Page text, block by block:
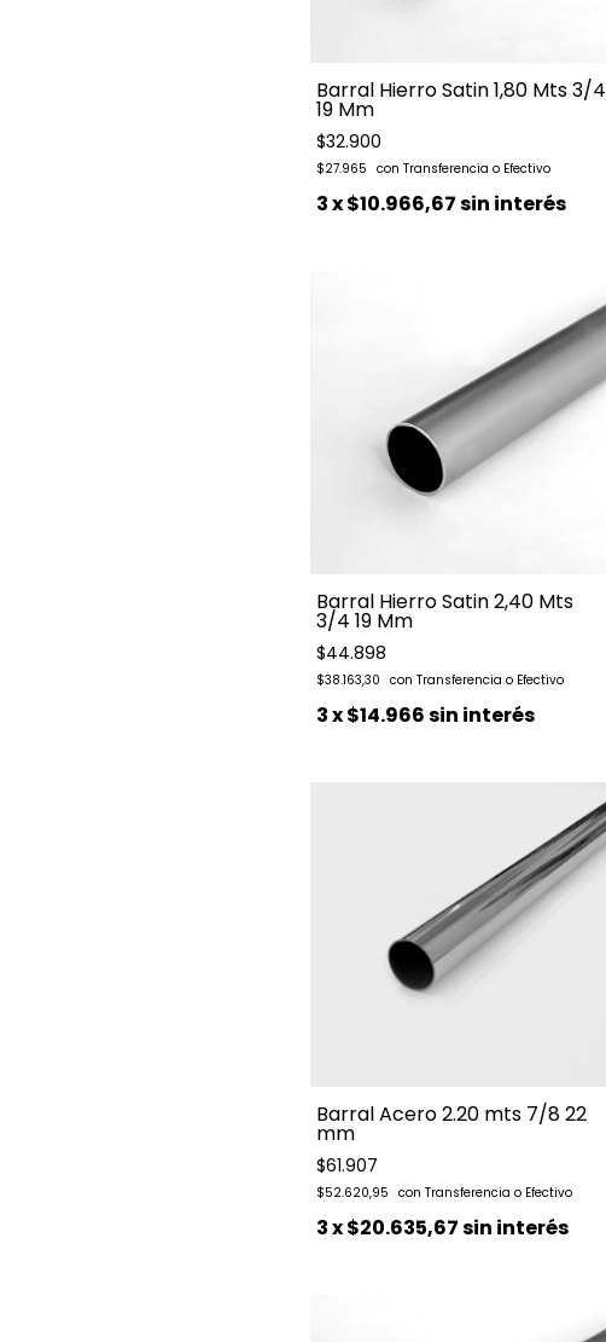
Barral Hierro Satin 1,80 Mts 3/4
19 Mm
$32.900
$27.965
3x$10.966,67sin interés
Barral Hierro Satin 2,40 Mts
3/4 19 Mm
$44.898
$38.163,30
3x$14.966sin interés
Barral Acero 2.20 mts 7/8 22
mm
$61.907
$52.620,95
3x$20.635,67sin interés